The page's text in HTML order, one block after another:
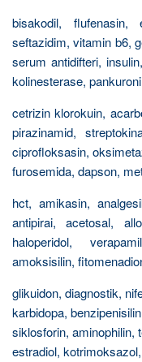
bisakodil, flufenasin,
seftazidim, vitamin b6,
serum antidifteri,
kolinesterase,
cetrizin klorokuin,
pirazinamid,
ciprofloksasin,
furosemida, dapson,
hct, amikasin,
antipirai, acetosal,
haloperidol,
amoksisilin,
glikuidon, diagnostik,
karbidopa,
siklosforin, aminophilin,
estradiol,